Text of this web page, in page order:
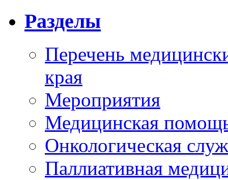
Разделы
Перечень
края
Мероприятия
Медицинская
Онкологическая
Паллиативная